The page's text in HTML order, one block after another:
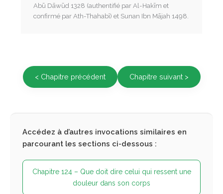
Abū Dāwūd 1328 (authentifié par Al-Hakīm et
confirmé par Ath-Thahabî) et Sunan Ibn Mājah 1498.
< Chapitre précédent Chapitre suivant >
Accédez à d’autres invocations similaires en
parcourant les sections ci-dessous :
Chapitre 124 – Que doit dire celui qui ressent une
douleur dans son corps